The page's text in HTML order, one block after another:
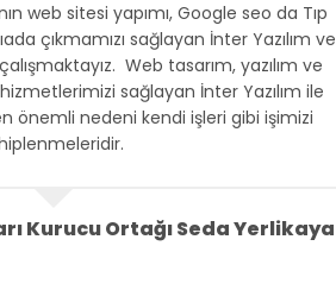
web sitesi yapımı, Google seo da Tıp
çıkmamızı sağlayan İnter Yazılım ve
Web tasarım, yazılım ve
sağlayan İnter Yazılım ile
önemli nedeni kendi işleri gibi işimizi
Kurucu Ortağı Seda Yerlikaya